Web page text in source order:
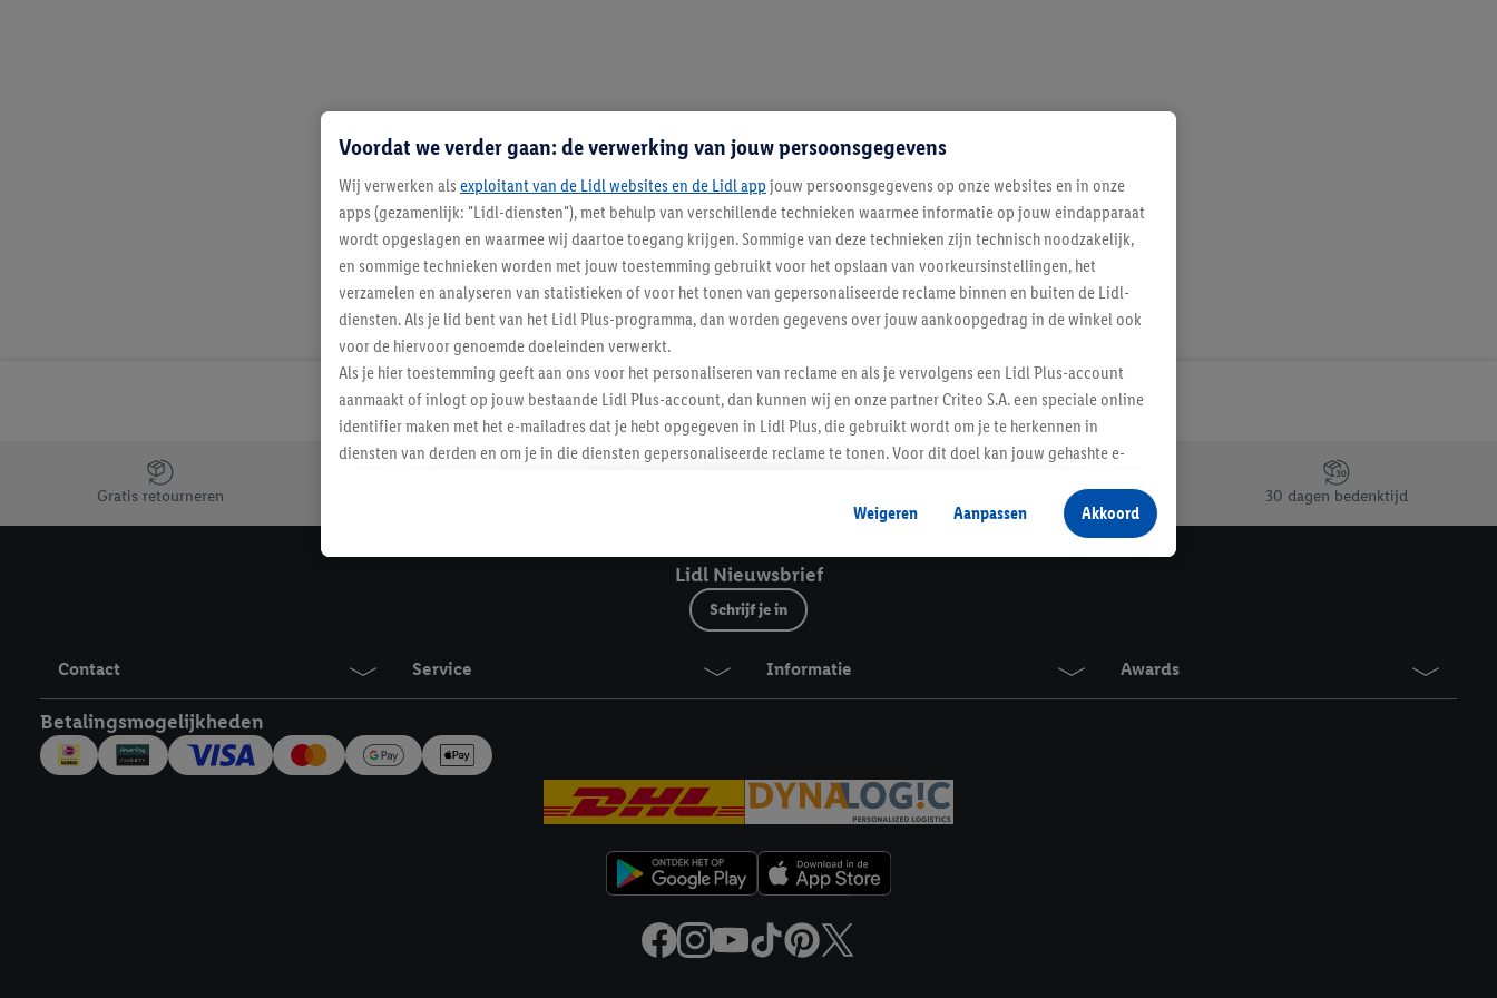
Lidl Nieuwsbrief
Jouw voordelen bij ons als Lidl webshop klant
Gratis retourneren 30 dagen bedenktijd
Lidl Nieuwsbrief
Schrijf je in
Contact Service Informatie Awards
Betalingsmogelijkheden
Voordat we verder gaan: de verwerking van jouw persoonsgegevens
Wij verwerken als exploitant van de Lidl websites en de Lidl app jouw persoonsgegevens op onze websites en in onze
apps (gezamenlijk: "Lidl-diensten"), met behulp van verschillende technieken waarmee informatie op jouw eindapparaat
wordt opgeslagen en waarmee wij daartoe toegang krijgen. Sommige van deze technieken zijn technisch noodzakelijk,
en sommige technieken worden met jouw toestemming gebruikt voor het opslaan van voorkeursinstellingen, het
verzamelen en analyseren van statistieken of voor het tonen van gepersonaliseerde reclame binnen en buiten de Lidl-
diensten. Als je lid bent van het Lidl Plus-programma, dan worden gegevens over jouw aankoopgedrag in de winkel ook
voor de hiervoor genoemde doeleinden verwerkt.
Als je hier toestemming geeft aan ons voor het personaliseren van reclame en als je vervolgens een Lidl Plus-account
aanmaakt of inlogt op jouw bestaande Lidl Plus-account, dan kunnen wij en onze partner Criteo S.A. een speciale online
identifier maken met het e-mailadres dat je hebt opgegeven in Lidl Plus, die gebruikt wordt om je te herkennen in
diensten van derden en om je in die diensten gepersonaliseerde reclame te tonen. Voor dit doel kan jouw gehashte e-
Als je hiervoor toestemming geeft, dan kunnen retargeting advertenties worden weergegeven voor producten waarin je
eerder interesse hebt getoond (bijvoorbeeld door het product in een winkelmandje van een online winkel te plaatsen
maar het niet te kopen). De retargeting advertenties kunnen op verschillende eindapparaten en binnen verschillende
Lidl-diensten worden weergegeven, als verschillende eindapparaten en Lidl-diensten, met behulp van jouw gehashte e-
toegewezen.
Door te klikken op "Weigeren", kies je voor de optie dat er enkel technisch noodzakelijke cookies en vergelijkbare
technieken worden gebruikt.
Door op "Akkoord" te klikken, stem je in met alle verwerkingen voor alle bovengenoemde doeleinden. Meer informatie,
inclusief over de opslagperiode van de gegevens en je recht om jouw toestemming op elk gewenst moment in te
privacyverklaring.Je vindt de impressum voor de Lidl website hier.
Weigeren Aanpassen Akkoord